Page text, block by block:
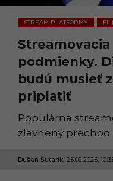
STREAM PLATFORMY
,
podmienky.
budú musieť
priplatiť
Populárna
zľavnený
Dušan Šutarík 25.02.2025,
2